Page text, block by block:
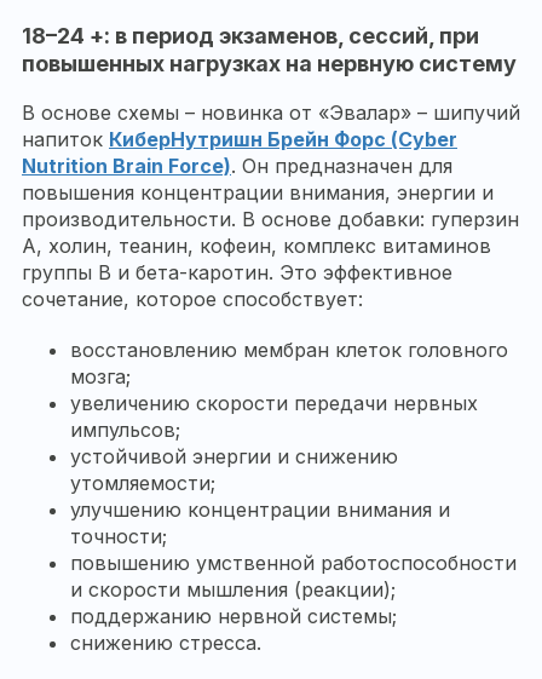
18–24 +: в период экзаменов, сессий, при
повышенных нагрузках на нервную систему
В основе схемы – новинка от «Эвалар» – шипучий
напиток КиберНутришн Брейн Форс (Cyber
Nutrition Brain Force). Он предназначен для
повышения концентрации внимания, энергии и
производительности. В основе добавки: гуперзин
А, холин, теанин, кофеин, комплекс витаминов
группы B и бета-каротин. Это эффективное
сочетание, которое способствует:
восстановлению мембран клеток головного
мозга;
увеличению скорости передачи нервных
импульсов;
устойчивой энергии и снижению
утомляемости;
улучшению концентрации внимания и
точности;
повышению умственной работоспособности
и скорости мышления (реакции);
поддержанию нервной системы;
снижению стресса.